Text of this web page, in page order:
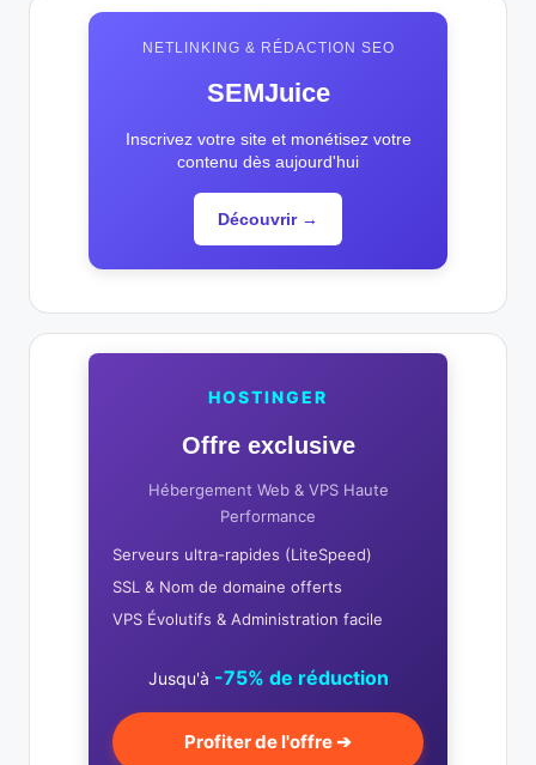
NETLINKING & RÉDACTION SEO
SEMJuice
Inscrivez votre site et monétisez votre
contenu dès aujourd'hui
Découvrir →
HOSTINGER
Offre exclusive
Hébergement Web & VPS Haute
Performance
Serveurs ultra-rapides (LiteSpeed)
SSL & Nom de domaine offerts
VPS Évolutifs & Administration facile
Jusqu'à -75% de réduction
Profiter de l'offre ➔